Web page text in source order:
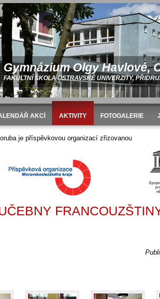
Gymnázium Olgy Havlové,
FAKULTNÍ ŠKOLA OSTRAVSKÉ UNIVERZITY,
AKCÍ AKTIVITY FOTOGALERIE
2010 Rekonstrukce učebny francouzštiny a
je příspěvkovou organizací zřizovanou